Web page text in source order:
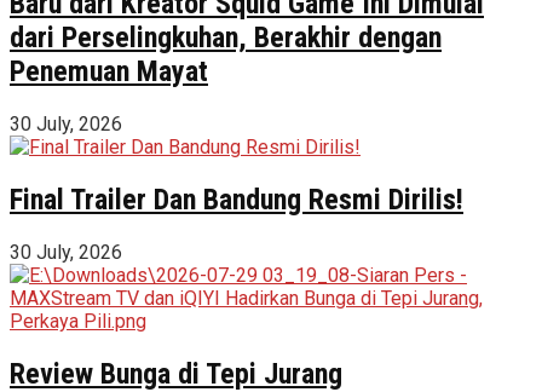
dari Perselingkuhan, Berakhir dengan
Penemuan Mayat
30 July, 2026
Final Trailer Dan Bandung Resmi Dirilis!
30 July, 2026
Review Bunga di Tepi Jurang